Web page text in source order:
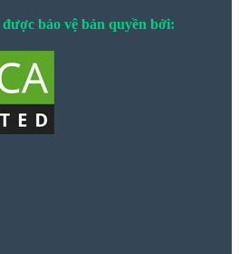
được bảo vệ bản quyền bởi: